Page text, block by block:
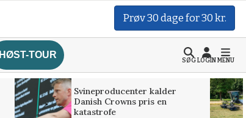
Prøv 30 dage for 30 kr.
HØST-TOUR
SØGLOGINMENU
Svineproducenter kalder
Danish Crowns pris en
katastrofe